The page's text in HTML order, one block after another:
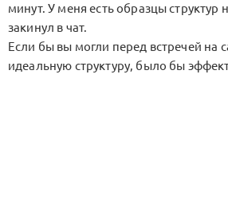
минут. У меня есть образцы структур
закинул в чат.
Если бы вы могли перед встречей на
идеальную структуру, было бы